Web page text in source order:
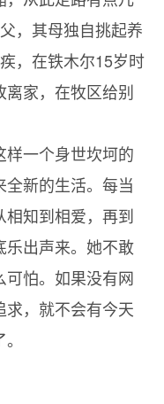
，其母独自挑起养
，在铁木尔15岁时
家，在牧区给别
一个身世坎坷的
新的生活。每当
知到相爱，再到
乐出声来。她不敢
怕。如果没有网
，就不会有今天
。